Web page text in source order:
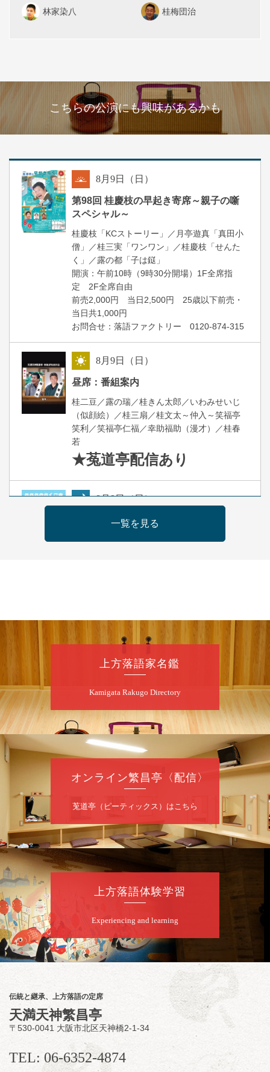
林家染八 桂梅団治
こちらの公演にも興味があるかも
8月9日（日）
第98回 桂慶枝の早起き寄席～親子の噺
スペシャル～
桂慶枝「KCストーリー」／月亭遊真「真田小
僧」／桂三実「ワンワン」／桂慶枝「せんた
く」／露の都「子は鎹」
開演：午前10時（9時30分開場）1F全席指
定 2F全席自由
前売2,000円 当日2,500円 25歳以下前売・
当日共1,000円
お問合せ：落語ファクトリー 0120-874-315
8月9日（日）
昼席：番組案内
桂二豆／露の瑞／桂きん太郎／いわみせいじ
（似顔絵）／桂三扇／桂文太～仲入～笑福亭
笑利／笑福亭仁福／幸助福助（漫才）／桂春
若
★菟道亭配信あり
8月9日（日）
らららのらくご会④
桂雀太「まんじゅうこわい」／桂三度「青
お問合せ：らららのらくご会予約事務局
090-6976-1777 email：
lalalanorakugo@gmail.com
昼
桂九寿玉／桂弥太郎／桂かい枝※／けんたと
ももえ（音曲漫才）※／笑福亭三喬／桂米二
～仲入～桂咲之輔／林家染団治／渡辺あきら
（ジャグリング）／笑福亭松枝（※…配信は
ございません）
★菟道亭配信あり
夜
8月10日（月）
桂慶治朗 月例奮闘落語会 八月席
桂慶治朗「鉄砲勇助」「植木屋娘」ほか一席
／桂弥壱「開口一番」
前売2,000円 当日2,500円
お問合せ：慶治朗落語会事務局 090-8126-
2020
★菟道亭配信あり
配信の
購入はこちらをクリック
8月11日（火）
昼席：番組案内
一覧を見る
上方落語家名鑑
Kamigata Rakugo Directory
オンライン繁昌亭〈配信〉
莵道亭（ピーティックス）はこちら
上方落語体験学習
Experiencing and learning
伝統と継承、上方落語の定席
天満天神繁昌亭
〒530-0041 大阪市北区天神橋2-1-34
TEL: 06-6352-4874